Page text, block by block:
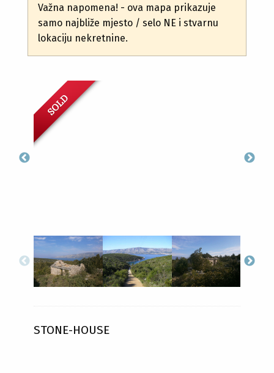
Važna napomena! - ova mapa prikazuje
samo najbliže mjesto / selo NE i stvarnu
lokaciju nekretnine.
STONE-HOUSE